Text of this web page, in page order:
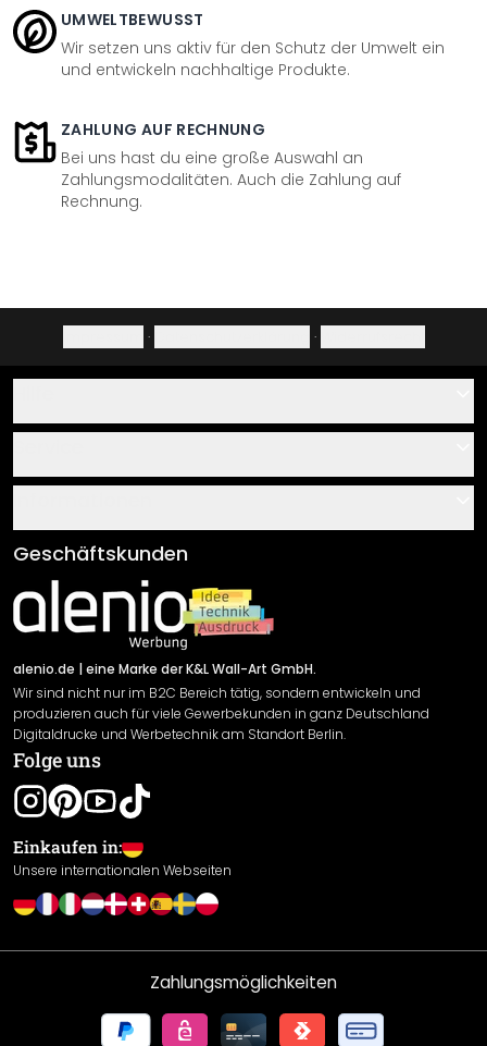
UMWELTBEWUSST
Wir setzen uns aktiv für den Schutz der Umwelt ein
und entwickeln nachhaltige Produkte.
ZAHLUNG AUF RECHNUNG
Bei uns hast du eine große Auswahl an
Zahlungsmodalitäten. Auch die Zahlung auf
Rechnung.
· ·
Über uns
Klebe- und Montageanleitungen
Newsletter An-/Abmeldung
Sendungsverfolgung
AGB
Impressum
Versand & Zahlung
Rücksendung
Widerrufsrecht
Datenschutzerklärung
Gewährleistung
Leistungserklärung / CE-Zeichen
Cookie Einstellungen
Geschäftskunden
alenio.de | eine Marke der K&L Wall-Art GmbH.
Wir sind nicht nur im B2C Bereich tätig, sondern entwickeln und
produzieren auch für viele Gewerbekunden in ganz Deutschland
Digitaldrucke und Werbetechnik am Standort Berlin.
Folge uns
Einkaufen in:
Unsere internationalen Webseiten
Zahlungsmöglichkeiten